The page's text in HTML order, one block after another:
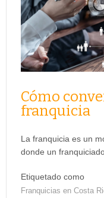
Cómo
franquicia
La franquicia es un
donde un
Etiquetado como
Franquicias en Costa